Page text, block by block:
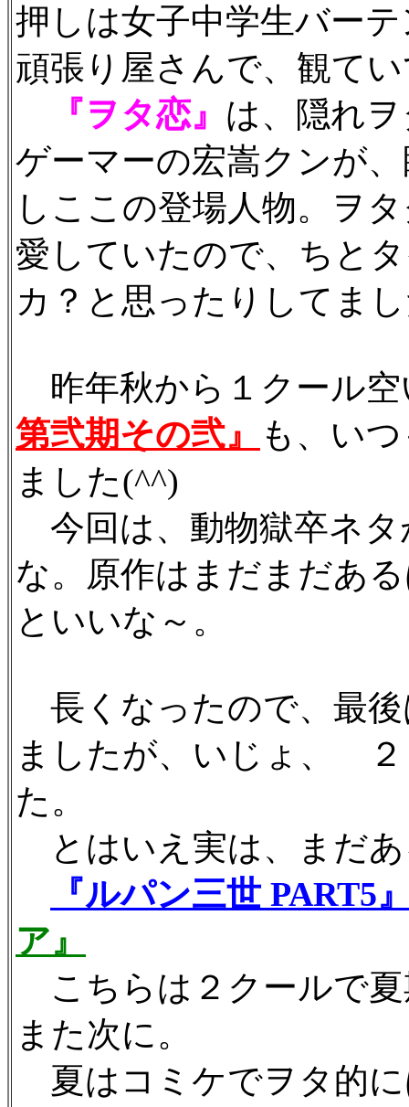
押しは女子中学生バー
頑張り屋さんで、観て
『ヲタ恋』 は、隠れ
ゲーマーの宏嵩クンが
しここの登場人物。ヲ
愛していたので、ちと
カ？と思ったりしてま
昨年秋から１クール空
第弐期その弐』
も、い
ました(^^)
今回は、動物獄卒ネ
な。原作はまだまだあ
といいな～。
長くなったので、最
ましたが、いじょ、 ２
た。
とはいえ実は、まだ
『ルパン三世 PART5
ア』
こちらは２クールで
また次に。
夏はコミケでヲタ的